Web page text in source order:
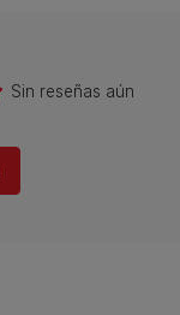
Sin reseñas aún